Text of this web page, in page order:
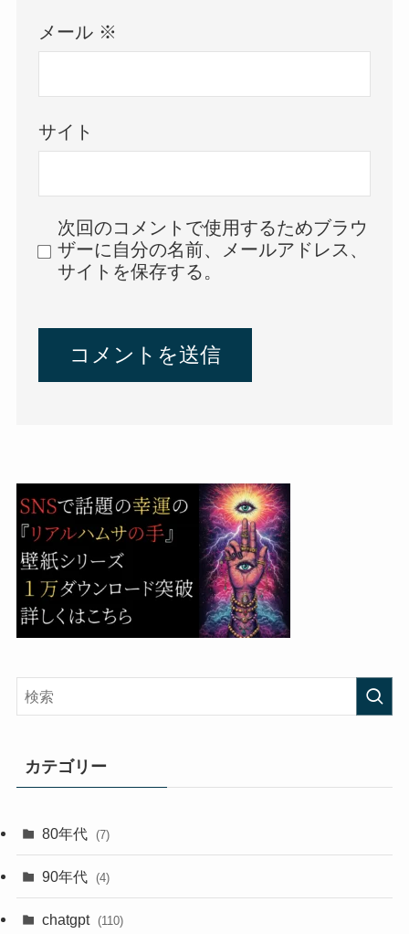
メール ※
サイト
次回のコメントで使用するためブラウ
ザーに自分の名前、メールアドレス、
サイトを保存する。
カテゴリー
80年代 (7)
90年代 (4)
chatgpt (110)